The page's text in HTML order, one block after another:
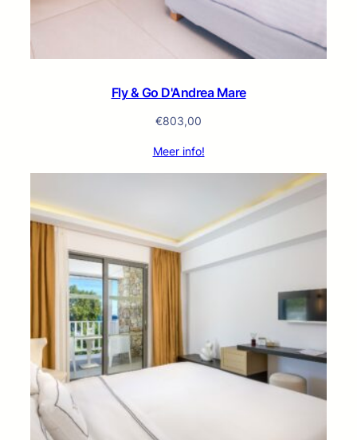
Fly & Go D'Andrea Mare
€803,00
Meer info!